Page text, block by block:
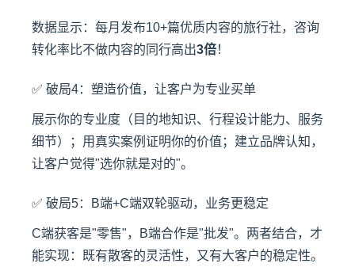
数据显示：每月发布10+篇优质内容的旅行社，咨询
转化率比不做内容的同行高出3倍！
✅ 破局4：塑造价值，让客户为专业买单
展示你的专业度（目的地知识、行程设计能力、服务
细节）；用真实案例证明你的价值；建立品牌认知，
让客户觉得"选你就是对的"。
✅ 破局5：B端+C端双轮驱动，业务更稳定
C端获客是"零售"，B端合作是"批发"。两者结合，才
能实现：既有散客的灵活性，又有大客户的稳定性。